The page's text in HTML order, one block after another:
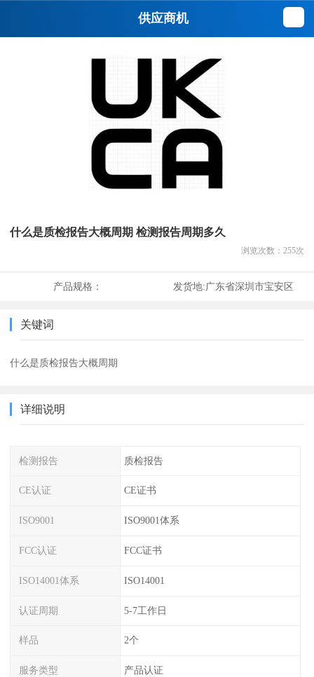
供应商机
什么是质检报告大概周期 检测报告周期多久
浏览次数： 255次
产品规格： 发货地:广东省深圳市宝安区
关键词
什么是质检报告大概周期
详细说明
检测报告 质检报告
CE认证 CE证书
ISO9001 ISO9001体系
FCC认证 FCC证书
ISO14001体系 ISO14001
认证周期 5-7工作日
样品 2个
服务类型 产品认证